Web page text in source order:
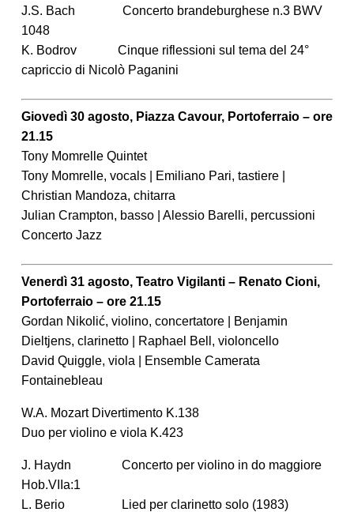
J.S. Bach Concerto brandeburghese n.3 BWV
1048
K. Bodrov Cinque riflessioni sul tema del 24°
capriccio di Nicolò Paganini
Giovedì 30 agosto, Piazza Cavour, Portoferraio – ore
21.15
Tony Momrelle Quintet
Tony Momrelle, vocals | Emiliano Pari, tastiere |
Christian Mandoza, chitarra
Julian Crampton, basso | Alessio Barelli, percussioni
Concerto Jazz
Venerdì 31 agosto, Teatro Vigilanti – Renato Cioni,
Portoferraio – ore 21.15
Gordan Nikolić, violino, concertatore | Benjamin
Dieltjens, clarinetto | Raphael Bell, violoncello
David Quiggle, viola | Ensemble Camerata
Fontainebleau
W.A. Mozart Divertimento K.138
Duo per violino e viola K.423
J. Haydn Concerto per violino in do maggiore
Hob.VIIa:1
L. Berio Lied per clarinetto solo (1983)